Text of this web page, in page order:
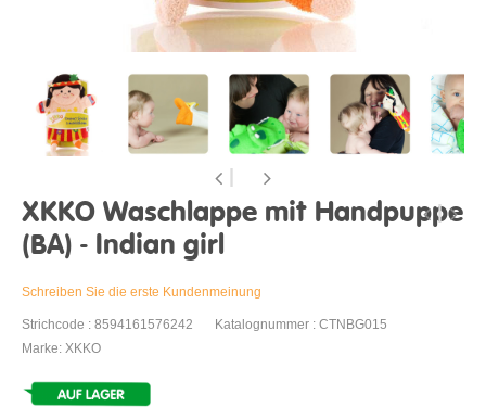
XKKO Waschlappe mit Handpuppe
(BA) - Indian girl
Schreiben Sie die erste Kundenmeinung
Strichcode : 8594161576242
Katalognummer : CTNBG015
Marke: XKKO